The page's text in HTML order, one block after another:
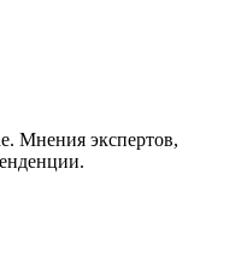
Мнения экспертов,